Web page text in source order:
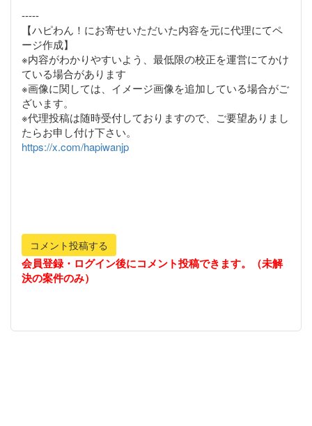
-----
【ハピわん！にお寄せいただいた内容を元に代理にてペ
ージ作成】
※内容がわかりやすいよう、最低限の校正を運営にてかけ
ている場合があります
※画像に関しては、イメージ画像を追加している場合がご
ざいます。
※代理投稿は随時受付しておりますので、ご要望ありまし
https://x.com/hapiwanjp
コメント投稿する
会員登録・ログイン後にコメント投稿できます。（未解
決の案件のみ）